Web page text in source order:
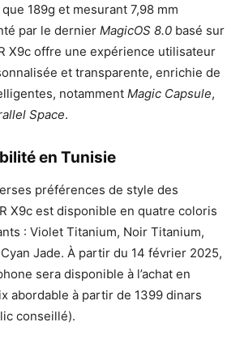
189g et mesurant 7,98 mm
par le dernier MagicOS 8.0 basé sur
X9c offre une expérience utilisateur
et transparente, enrichie de
notamment Magic Capsule,
Space.
en Tunisie
préférences de style des
X9c est disponible en quatre coloris
: Violet Titanium, Noir Titanium,
Jade. À partir du 14 février 2025,
sera disponible à l’achat en
abordable à partir de 1399 dinars
conseillé).